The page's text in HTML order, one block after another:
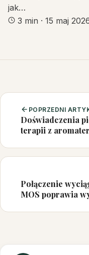
jak…
3 min · 15 maj
POPRZEDNI
Doświadczenia
terapii z
Połączenie
MOS poprawia